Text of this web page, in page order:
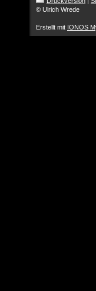
© Ulrich Wrede
Erstellt mit IONOS